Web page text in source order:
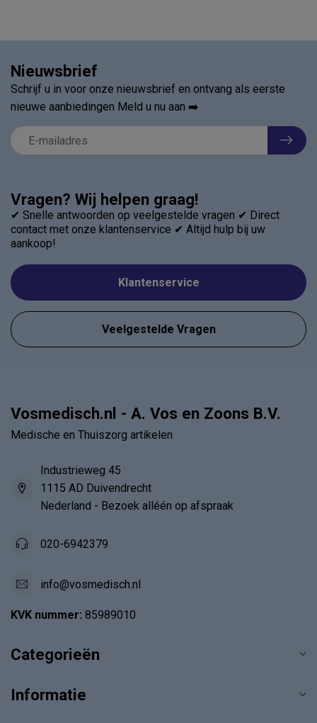
Vragen? Wij helpen graag!
✔ Snelle antwoorden op veelgestelde vragen ✔ Direct
contact met onze klantenservice ✔ Altijd hulp bij uw
aankoop!
Klantenservice
Veelgestelde Vragen
Nieuwsbrief
Schrijf u in voor onze nieuwsbrief en ontvang als eerste
nieuwe aanbiedingen Meld u nu aan ➡️
Vosmedisch.nl - A. Vos en Zoons B.V.
Medische en Thuiszorg artikelen
Industrieweg 45
1115 AD Duivendrecht
Nederland - Bezoek alléén op afspraak
020-6942379
info@vosmedisch.nl
KVK nummer: 85989010
Categorieën
Informatie